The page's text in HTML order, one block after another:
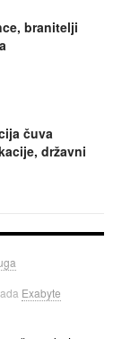
branitelji
čuva
državni
Exabyte